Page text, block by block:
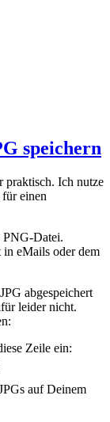
speichern
praktisch. Ich nutze
einen
PNG-Datei.
in eMails oder dem
abgespeichert
leider nicht.
Zeile ein:
auf Deinem